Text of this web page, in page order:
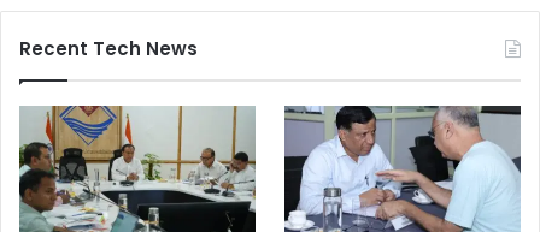
Recent Tech News